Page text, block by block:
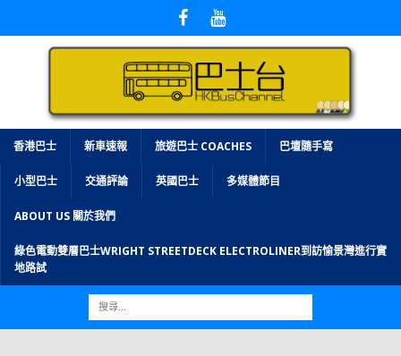
香港巴士 新車速報 旅遊巴士 COACHES 巴壇隨手寫
小型巴士 交通評論 英國巴士 多媒體節目
ABOUT US 關於我們
綠色電動雙層巴士WRIGHT STREETDECK ELECTROLINER到訪愉景灣進行實
地路試